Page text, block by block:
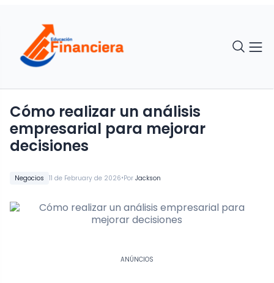
Negocios 11 de February de 2026•Por Jackson
Cómo realizar un análisis
empresarial para mejorar
decisiones
ANÚNCIOS